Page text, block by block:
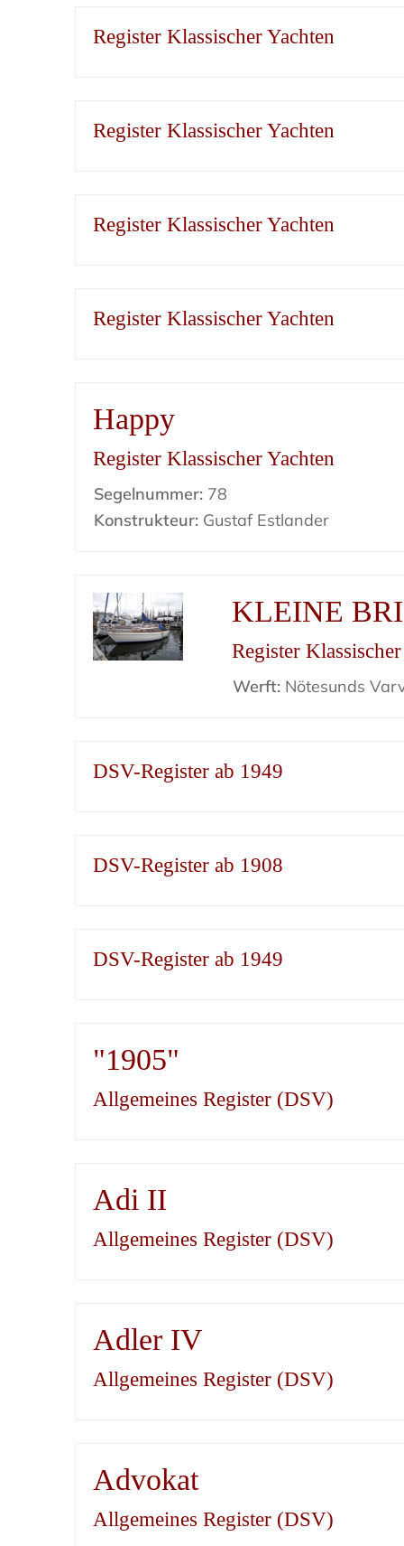
Register Klassischer Yachten
Register Klassischer Yachten
Register Klassischer Yachten
Register Klassischer Yachten
Happy
Register Klassischer Yachten
Segelnummer: 78
Konstrukteur: Gustaf Estlander
KLEINE
Register
Werft: Nötesunds
DSV-Register ab 1949
DSV-Register ab 1908
DSV-Register ab 1949
"1905"
Allgemeines Register (DSV)
Adi II
Allgemeines Register (DSV)
Adler IV
Allgemeines Register (DSV)
Advokat
Allgemeines Register (DSV)